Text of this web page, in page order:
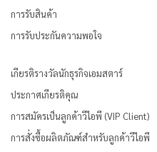
การรับสินค้า
การรับประกันความพอใจ
เกียรติรางวัลนักธุรกิจเอมสตาร์
ประกาศเกียรติคุณ
การสมัครเป็นลูกค้าวีไอพี (VIP Client)
การสั่งซื้อผลิตภัณฑ์สำหรับลูกค้าวีไอพี